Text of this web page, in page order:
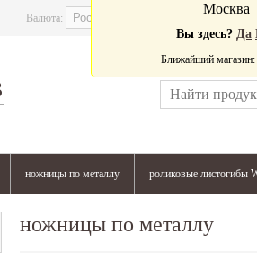
Валюта:
ножницы по металлу роликовые листогибы
Москва
Вы здесь? Да
Ближайший магазин:
ножницы по металлу